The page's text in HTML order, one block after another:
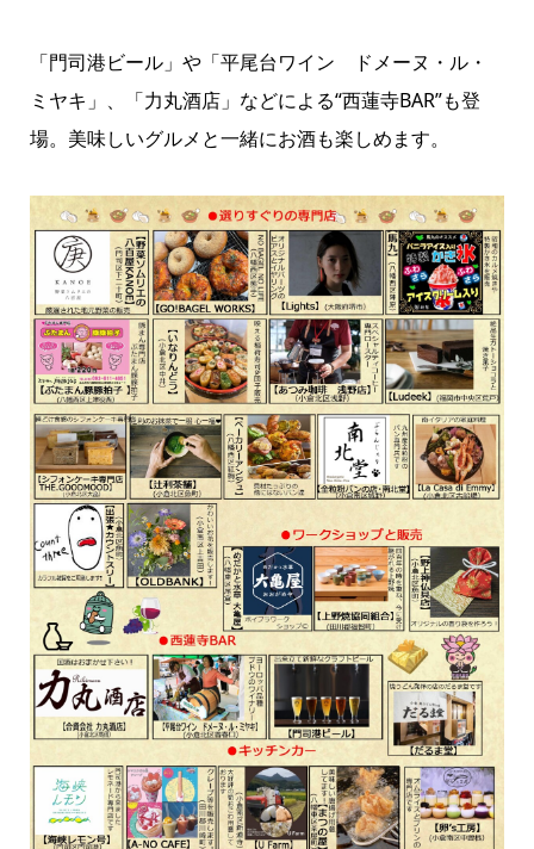
「門司港ビール」や「平尾台ワイン ドメーヌ・ル・
ミヤキ」、「力丸酒店」などによる“西蓮寺BAR”も登
場。美味しいグルメと一緒にお酒も楽しめます。